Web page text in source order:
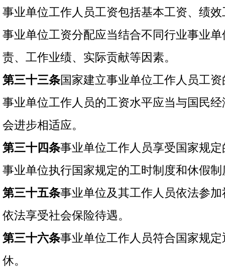
事业单位工作人员工资包括基本工资、绩
事业单位工资分配应当结合不同行业事业
责、工作业绩、实际贡献等因素。
第三十三条国家建立事业单位工作人员工
事业单位工作人员的工资水平应当与国民
会进步相适应。
第三十四条事业单位工作人员享受国家规
事业单位执行国家规定的工时制度和休假制
第三十五条事业单位及其工作人员依法参
依法享受社会保险待遇。
第三十六条事业单位工作人员符合国家规
休。